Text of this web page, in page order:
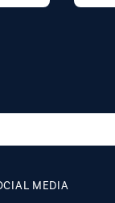
MEDIA